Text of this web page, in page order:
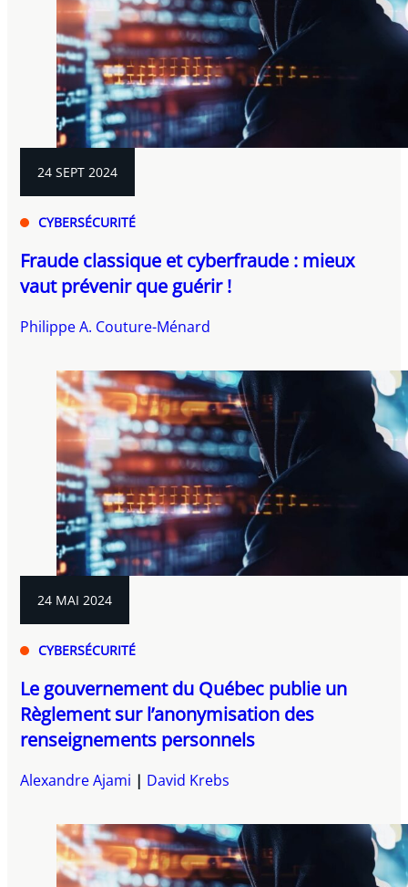
24 SEPT 2024
CYBERSÉCURITÉ
Fraude classique et cyberfraude : mieux
vaut prévenir que guérir !
Philippe A. Couture-Ménard
24 MAI 2024
CYBERSÉCURITÉ
Le gouvernement du Québec publie un
Règlement sur l’anonymisation des
renseignements personnels
Alexandre Ajami David Krebs